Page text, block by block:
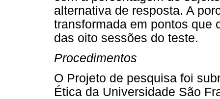
alternativa de resposta. A
transformada em pontos que
das oito sessões do teste.
Procedimentos
O Projeto de pesquisa foi
Ética da Universidade São